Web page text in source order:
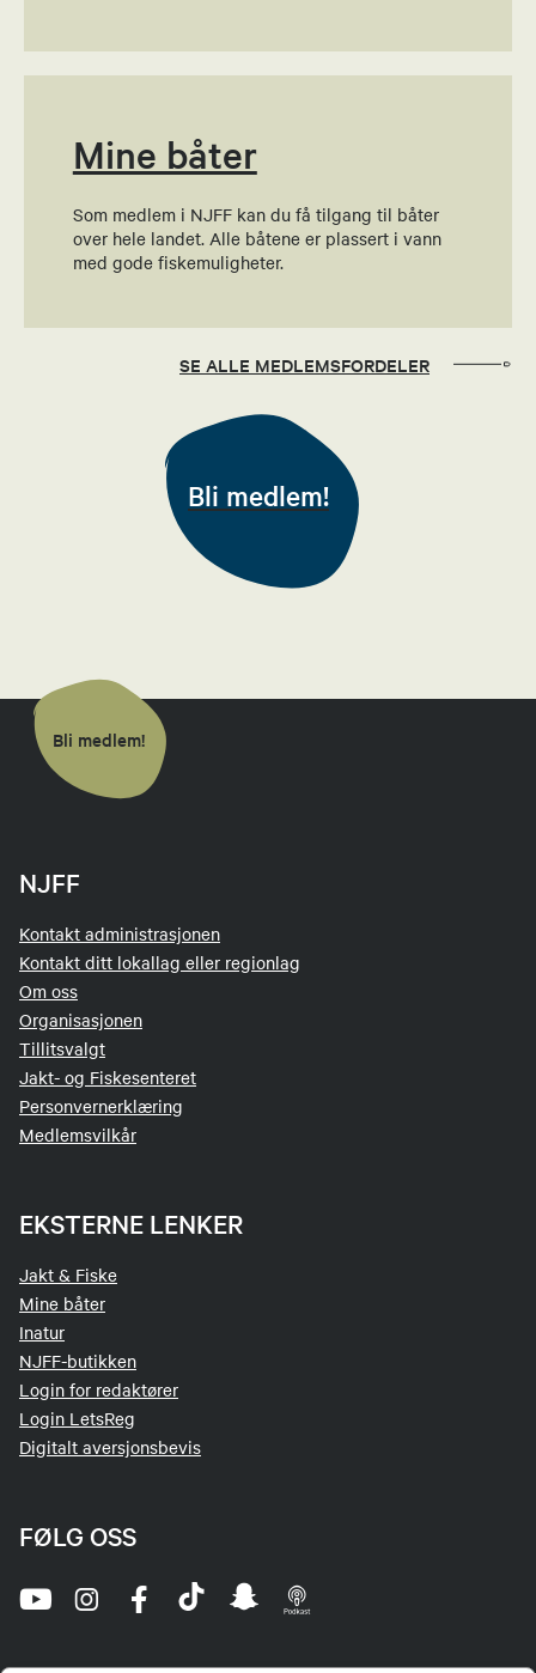
Send epost
Per Kristian Buvik
99379655
Send epost
Jeanette Tangen
Økonomiansvarlig
Truls Isaksen
48198611
Send epost
Per Kristian Buvik
99379655
Send epost
Per Kristian Buvik
Leder skyteutvalg
99379655
Send epost
Mine båter
Som medlem i NJFF kan du få tilgang til båter
over hele landet. Alle båtene er plassert i vann
med gode fiskemuligheter.
SE ALLE MEDLEMSFORDELER
Bli medlem!
Bli medlem!
NJFF
Kontakt administrasjonen
Kontakt ditt lokallag eller regionlag
Om oss
Organisasjonen
Tillitsvalgt
Jakt- og Fiskesenteret
Personvernerklæring
Medlemsvilkår
EKSTERNE LENKER
Jakt & Fiske
Mine båter
Inatur
NJFF-butikken
Login for redaktører
Login LetsReg
Digitalt aversjonsbevis
FØLG OSS